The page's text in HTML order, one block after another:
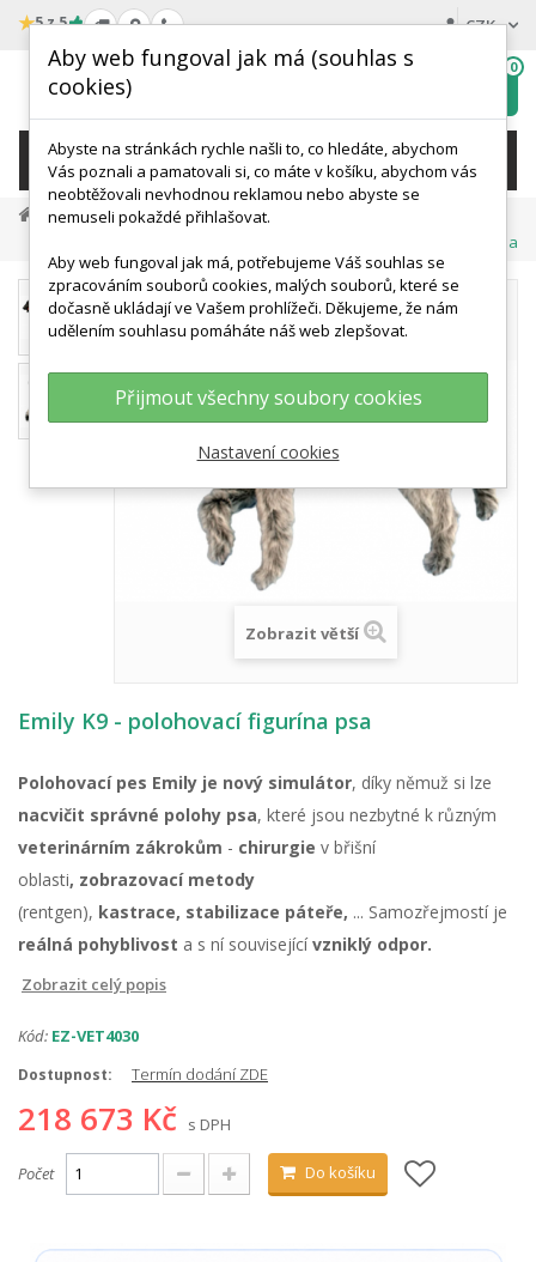
★5 z 5 CZK
wishlist
0
KATEGORIE
Veterinární Modely A Simulace
Emily K9 - Polohovací Figurína Psa
Zobrazit větší
Emily K9 - polohovací figurína psa
Polohovací pes Emily je nový simulátor, díky němuž si lze
nacvičit správné polohy psa, které jsou nezbytné k různým
veterinárním zákrokům - chirurgie v břišní
oblasti, zobrazovací metody
(rentgen), kastrace, stabilizace páteře, ... Samozřejmostí je
reálná pohyblivost a s ní souvisejícívzniklý odpor.
Zobrazit celý popis
Kód: EZ-VET4030
Dostupnost: Termín dodání ZDE
218 673 Kč s DPH
Počet Do košíku
Aby web fungoval jak má (souhlas s
cookies)
Abyste na stránkách rychle našli to, co hledáte, abychom
Vás poznali a pamatovali si, co máte v košíku, abychom vás
neobtěžovali nevhodnou reklamou nebo abyste se
nemuseli pokaždé přihlašovat.
Aby web fungoval jak má, potřebujeme Váš souhlas se
zpracováním souborů cookies, malých souborů, které se
dočasně ukládají ve Vašem prohlížeči. Děkujeme, že nám
udělením souhlasu pomáháte náš web zlepšovat.
Přijmout všechny soubory cookies
Nastavení cookies